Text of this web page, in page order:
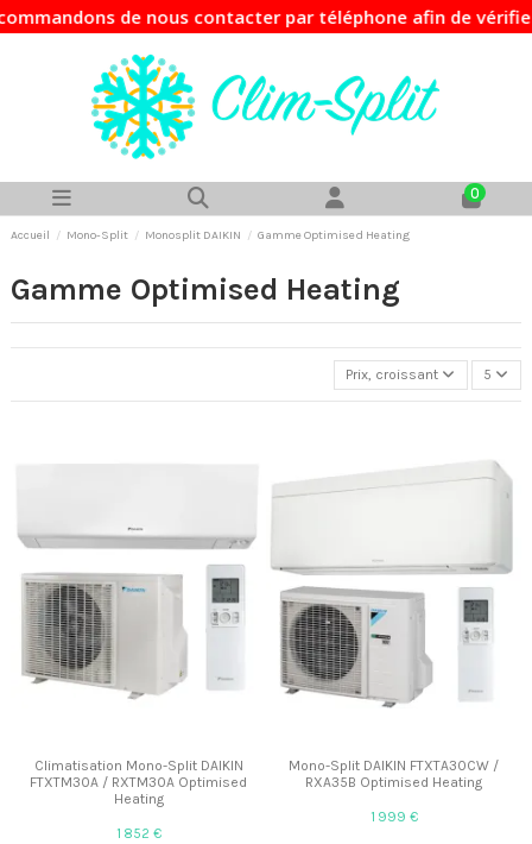
de nous contacter par téléphone afin de vérifier
0
Accueil Mono-Split Monosplit DAIKIN Gamme Optimised Heating
Gamme Optimised Heating
Prix, croissant 5
Climatisation Mono-Split DAIKIN
FTXTM30A / RXTM30A Optimised
Heating
1 852 €
Mono-Split DAIKIN FTXTA30CW /
RXA35B Optimised Heating
1 999 €